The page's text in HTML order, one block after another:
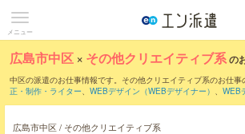
メニュー
広島市中区 × その他クリエイティブ系の
中区の派遣のお仕事情報です。その他クリエイティブ系のお仕事
正・制作・ライター、 WEBデザイン（WEBデザイナー） 、 WEB
広島市中区 / その他クリエイティブ系